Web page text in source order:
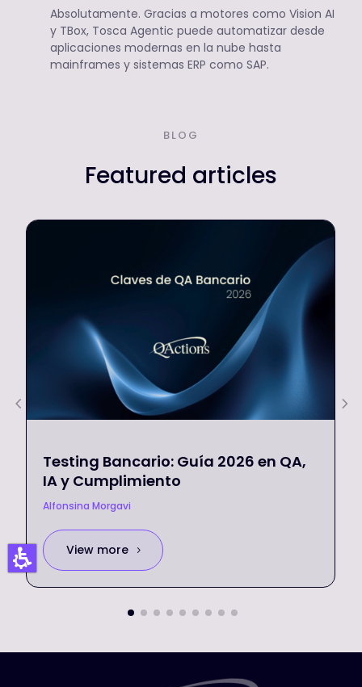
Absolutamente. Gracias a motores como Vision AI
y TBox, Tosca Agentic puede automatizar desde
aplicaciones modernas en la nube hasta
mainframes y sistemas ERP como SAP.
BLOG
Featured articles
Testing Bancario: Guía 2026 en QA,
IA y Cumplimiento
Alfonsina Morgavi
View more